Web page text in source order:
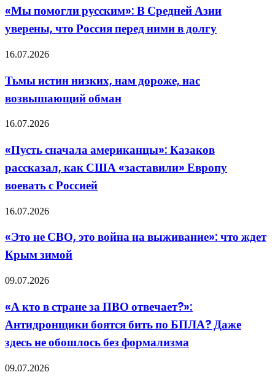
под
сомнение
пользу
сил»
русским»:
В
Средней
уверены,
что
перед
в
«Мы помогли русским»: В Средней Азии
уверены, что Россия перед ними в долгу
Тьмы
низких,
нам
дороже,
возвышающий
16.07.2026
Тьмы истин низких, нам дороже, нас
возвышающий обман
«Пусть
американцы»:
Казаков
рассказал,
США
Европу
с
Россией
16.07.2026
«Пусть сначала американцы»: Казаков
рассказал, как США «заставили» Европу
воевать с Россией
«Это
СВО,
это
война
выживание»:
Крым
зимой
16.07.2026
«Это не СВО, это война на выживание»: что ждет
Крым зимой
«А
стране
за
отвечает?»:
боятся
09.07.2026
«А кто в стране за ПВО отвечает?»:
Антидронщики боятся бить по БПЛА? Даже
здесь не обошлось без формализма
Отложенная
09.07.2026